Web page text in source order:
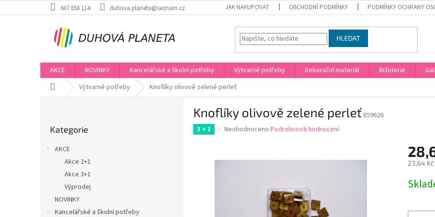
na
607 656 114 duhova.planeta@seznam.cz JAK NAKUPOVAT OBCHODNÍ PODMÍNKY PODMÍNKY OCHRANY
HLEDAT
AKCE NOVINKY Kancelářské a školní potřeby Výtvarné potřeby Dekorační materiál Bižuterie
Domů Výtvarné potřeby Knoflíky olivově zelené perleť
kategorie
Kategorie
AKCE
Akce 2+1
Akce 3+1
Výprodej
NOVINKY
Kancelářské a školní potřeby
Knoflíky olivově zelené perleť 859626
3 + 1
Průměrné
Neohodnoceno Podrobnosti hodnocení
23,64 Kč
cena: